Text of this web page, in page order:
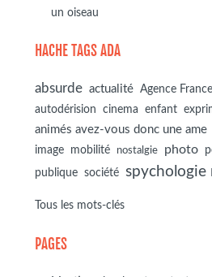
un oiseau
HACHE TAGS ADA
absurde actualité Agence
autodérision cinema enfant
animés avez-vous donc une ame
image mobilité nostalgie photo
publique
société spychologie
Tous les mots-clés
PAGES